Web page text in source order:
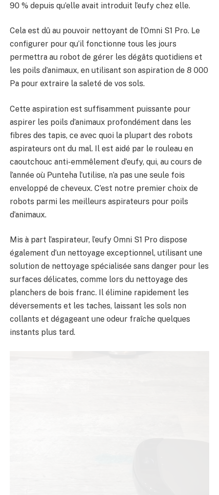
90 % depuis qu’elle avait introduit l’eufy chez elle.
Cela est dû au pouvoir nettoyant de l’Omni S1 Pro. Le
configurer pour qu’il fonctionne tous les jours
permettra au robot de gérer les dégâts quotidiens et
les poils d’animaux, en utilisant son aspiration de 8 000
Pa pour extraire la saleté de vos sols.
Cette aspiration est suffisamment puissante pour
aspirer les poils d’animaux profondément dans les
fibres des tapis, ce avec quoi la plupart des robots
aspirateurs ont du mal. Il est aidé par le rouleau en
caoutchouc anti-emmêlement d’eufy, qui, au cours de
l’année où Punteha l’utilise, n’a pas une seule fois
enveloppé de cheveux. C’est notre premier choix de
robots parmi les meilleurs aspirateurs pour poils
d’animaux.
Mis à part l’aspirateur, l’eufy Omni S1 Pro dispose
également d’un nettoyage exceptionnel, utilisant une
solution de nettoyage spécialisée sans danger pour les
surfaces délicates, comme lors du nettoyage des
planchers de bois franc. Il élimine rapidement les
déversements et les taches, laissant les sols non
collants et dégageant une odeur fraîche quelques
instants plus tard.